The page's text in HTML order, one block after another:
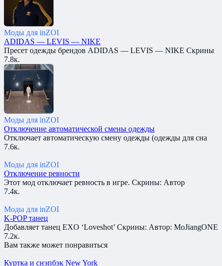
Моды для inZOI
ADIDAS — LEVIS — NIKE
Пресет одежды брендов ADIDAS — LEVIS — NIKE Скрины
7.8к.
Моды для inZOI
Отключение автоматической смены одежды
Отключает автоматическую смену одежды (одежды для сна
7.6к.
Моды для inZOI
Отключение ревности
Этот мод отключает ревность в игре. Скрины: Автор
7.4к.
Моды для inZOI
K-POP танец
Добавляет танец EXO ‘Loveshot’ Скрины: Автор: MoJiangONE
7.2к.
Вам также может понравиться
Куртка и снэпбэк New York